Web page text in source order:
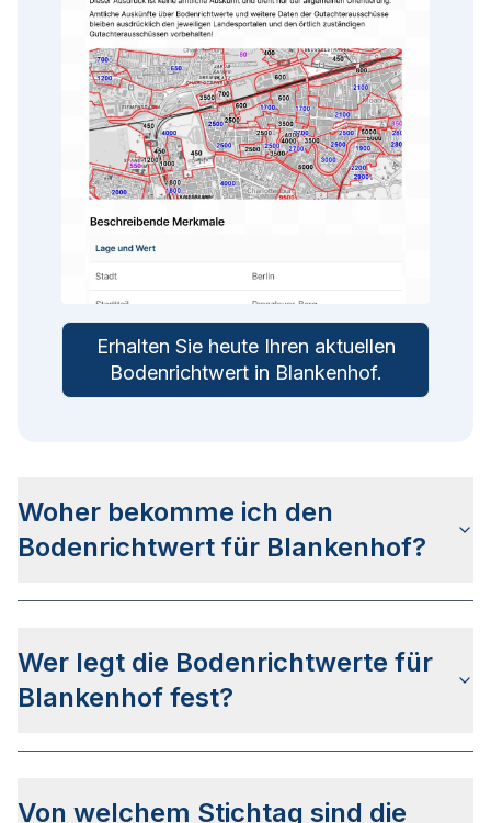
Erhalten Sie heute Ihren aktuellen
Bodenrichtwert in Blankenhof.
Woher bekomme ich den
Bodenrichtwert für Blankenhof?
Stadtteilseiten. Alternativ können Sie bei BORIS
MV nach Ihrer Adresse suchen bzw. beim
Landkreis Mecklenburgische Seenplatte anfragen.
Wer legt die Bodenrichtwerte für
Blankenhof fest?
Landkreis Mecklenburgische Seenplatte“
Von welchem Stichtag sind die